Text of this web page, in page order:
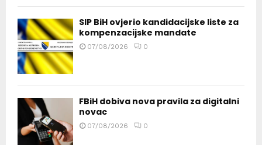
SIP BiH ovjerio kandidacijske liste za
kompenzacijske mandate
07/08/2026 0
FBiH dobiva nova pravila za digitalni
novac
07/08/2026 0